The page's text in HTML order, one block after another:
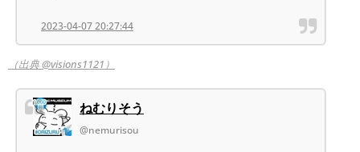
2023-04-07 20:27:44
（出典 @visions1121）
ねむりそう
@nemurisou